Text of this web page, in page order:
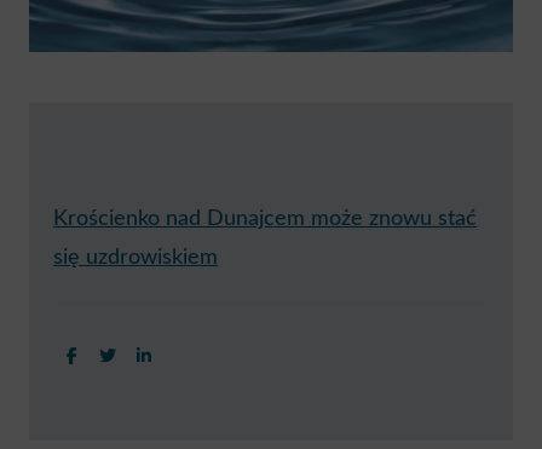
Krościenko nad Dunajcem może znowu stać
się uzdrowiskiem